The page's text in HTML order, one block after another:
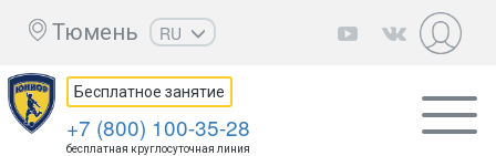
Тюмень
RU
EN
UZ
KZ
Бесплатное занятие
+7 (800) 100-35-28
бесплатная круглосуточная линия